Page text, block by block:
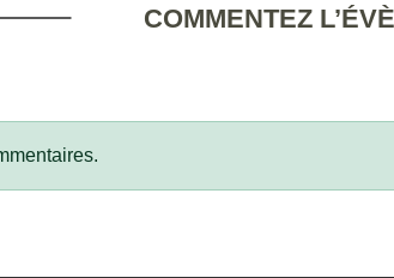
COMMENTEZ